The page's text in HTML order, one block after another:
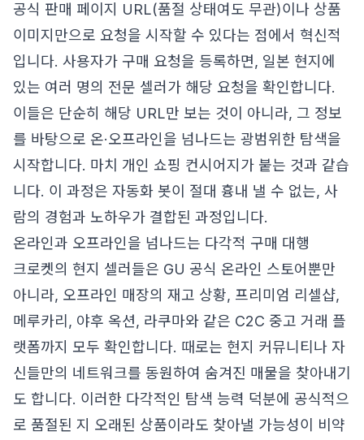
공식 판매 페이지 URL(품절 상태여도 무관)이나 상품
이미지만으로 요청을 시작할 수 있다는 점에서 혁신적
입니다. 사용자가 구매 요청을 등록하면, 일본 현지에
있는 여러 명의 전문 셀러가 해당 요청을 확인합니다.
이들은 단순히 해당 URL만 보는 것이 아니라, 그 정보
를 바탕으로 온·오프라인을 넘나드는 광범위한 탐색을
시작합니다. 마치 개인 쇼핑 컨시어지가 붙는 것과 같습
니다. 이 과정은 자동화 봇이 절대 흉내 낼 수 없는, 사
람의 경험과 노하우가 결합된 과정입니다.
온라인과 오프라인을 넘나드는 다각적 구매 대행
크로켓의 현지 셀러들은 GU 공식 온라인 스토어뿐만
아니라, 오프라인 매장의 재고 상황, 프리미엄 리셀샵,
메루카리, 야후 옥션, 라쿠마와 같은 C2C 중고 거래 플
랫폼까지 모두 확인합니다. 때로는 현지 커뮤니티나 자
신들만의 네트워크를 동원하여 숨겨진 매물을 찾아내기
도 합니다. 이러한 다각적인 탐색 능력 덕분에 공식적으
로 품절된 지 오래된 상품이라도 찾아낼 가능성이 비약